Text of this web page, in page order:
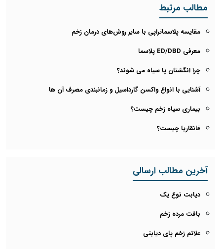
مطالب مرتبط
مقایسه پلاسماتراپی با سایر روش‌های درمان زخم
معرفی ED/DBD پلاسما
چرا انگشتان پا سیاه می شوند؟
آشنایی با انواع واکسن گارداسیل و زمانبندی مصرف آن ها
بیماری سیاه زخم چیست؟
قانقاریا چیست؟
آخرین مطالب ارسالی
دیابت نوع یک
بافت مرده زخم
علائم زخم پای دیابتی